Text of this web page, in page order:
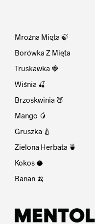
Mroźna Mięta 🍃
Borówka Z Mięta
Truskawka 🍓
Wiśnia 🍒
Brzoskwinia 🍑
Mango 🥭
Gruszka 🍐
Zielona Herbata 🍵
Kokos 🥥
Banan 🍌